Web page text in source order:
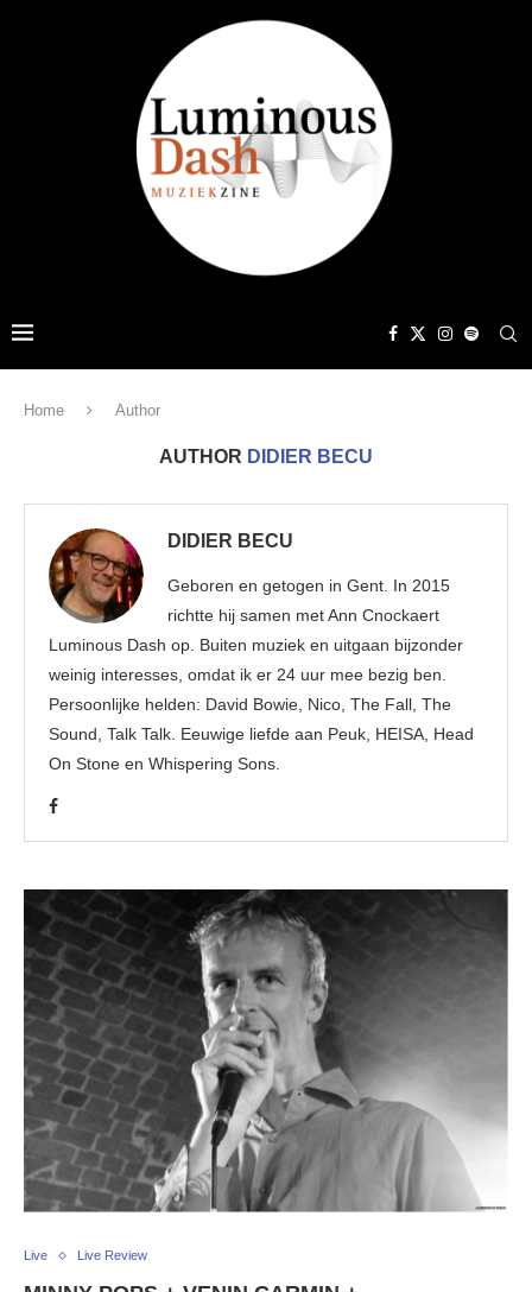
Home Author
AUTHOR DIDIER BECU
DIDIER BECU
Geboren en getogen in Gent. In 2015
richtte hij samen met Ann Cnockaert
Luminous Dash op. Buiten muziek en uitgaan bijzonder
weinig interesses, omdat ik er 24 uur mee bezig ben.
Persoonlijke helden: David Bowie, Nico, The Fall, The
Sound, Talk Talk. Eeuwige liefde aan Peuk, HEISA, Head
On Stone en Whispering Sons.
Live Live Review